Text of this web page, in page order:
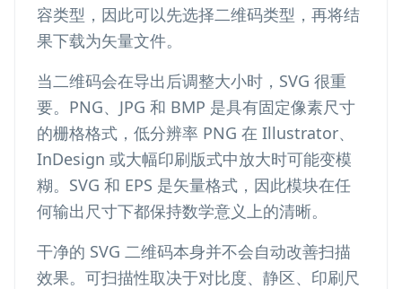
容类型，因此可以先选择二维码类型，再将结
果下载为矢量文件。
当二维码会在导出后调整大小时，SVG 很重
要。PNG、JPG 和 BMP 是具有固定像素尺寸
的栅格格式，低分辨率 PNG 在 Illustrator、
InDesign 或大幅印刷版式中放大时可能变模
糊。SVG 和 EPS 是矢量格式，因此模块在任
何输出尺寸下都保持数学意义上的清晰。
干净的 SVG 二维码本身并不会自动改善扫描
效果。可扫描性取决于对比度、静区、印刷尺